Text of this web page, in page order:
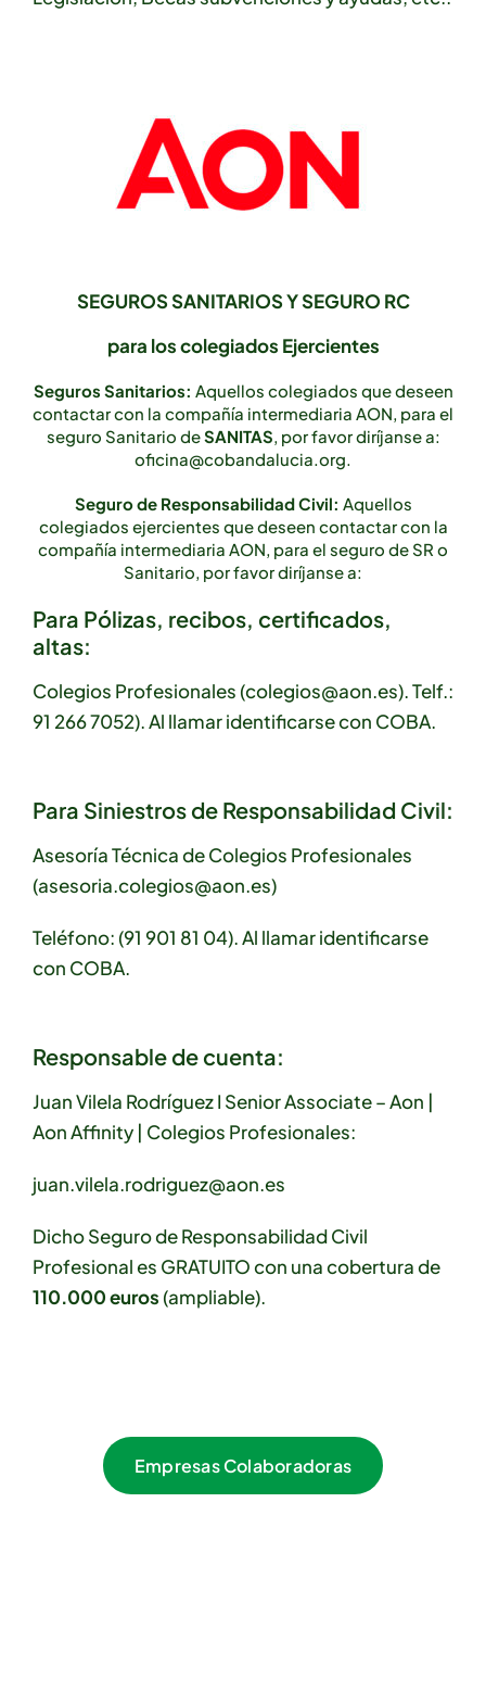
SEGUROS SANITARIOS Y SEGURO RC
para los colegiados Ejercientes
Seguros Sanitarios: Aquellos colegiados que deseen
contactar con la compañía intermediaria AON, para el
seguro Sanitario deSANITAS, por favor diríjanse a:
oficina@cobandalucia.org.
Seguro de Responsabilidad Civil: Aquellos
colegiados ejercientes que deseen contactar con la
compañía intermediaria AON, para el seguro de SR o
Sanitario, por favor diríjanse a:
Para Pólizas, recibos, certificados,
altas:
Colegios Profesionales (colegios@aon.es). Telf.:
91 266 7052). Al llamar identificarse con COBA.
Para Siniestros de Responsabilidad Civil:
Asesoría Técnica de Colegios Profesionales
(asesoria.colegios@aon.es)
Teléfono: (91 901 81 04).Al llamar identificarse
con COBA.
Responsable de cuenta:
Juan Vilela Rodríguez I Senior Associate – Aon |
Aon Affinity | Colegios Profesionales:
juan.vilela.rodriguez@aon.es
Dicho Seguro de Responsabilidad Civil
Profesional es GRATUITO con una cobertura de
110.000 euros (ampliable).
Empresas Colaboradoras